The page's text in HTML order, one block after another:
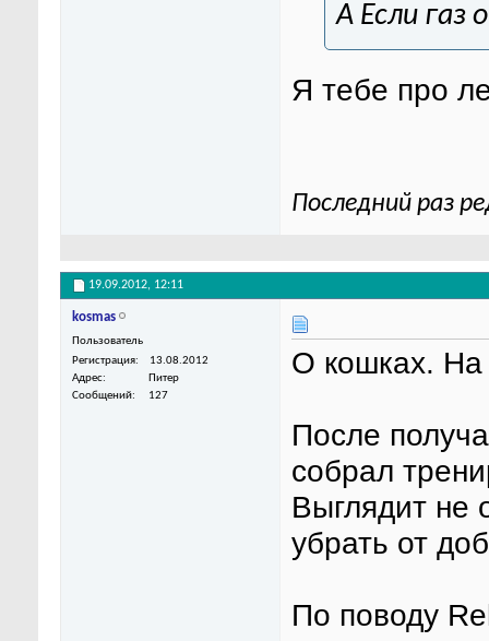
А Если газ
Я тебе про
Последний раз
19.09.2012, 12:11
kosmas
Пользователь
Регистрация
13.08.2012
Адрес
Питер
Сообщений
127
О кошках. На
После
собрал
Выглядит не
убрать от
По поводу